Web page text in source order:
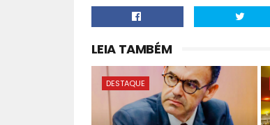
LEIA TAMBÉM
DESTAQUE